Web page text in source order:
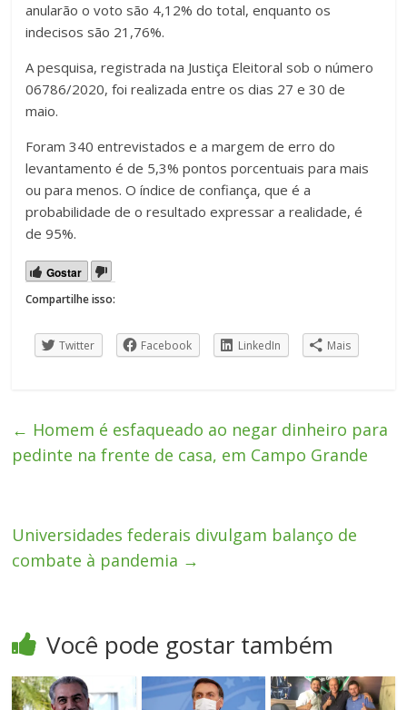
anularão o voto são 4,12% do total, enquanto os
indecisos são 21,76%.
A pesquisa, registrada na Justiça Eleitoral sob o número
06786/2020, foi realizada entre os dias 27 e 30 de
maio.
Foram 340 entrevistados e a margem de erro do
levantamento é de 5,3% pontos porcentuais para mais
ou para menos. O índice de confiança, que é a
probabilidade de o resultado expressar a realidade, é
de 95%.
Gostar
Compartilhe isso:
Twitter Facebook LinkedIn Mais
← Homem é esfaqueado ao negar dinheiro para
pedinte na frente de casa, em Campo Grande
Universidades federais divulgam balanço de
combate à pandemia →
Você pode gostar também